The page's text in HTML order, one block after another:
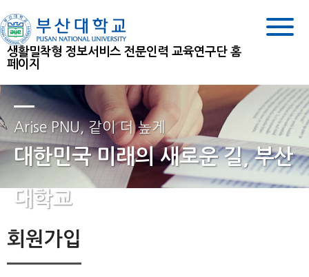
생활밀착형 정보서비스 전문인력 교육연구단 홈
페이지
Arise PNU, 같이 더 높게
대한민국 미래의 새로운 길, 부산
대학교
회원가입